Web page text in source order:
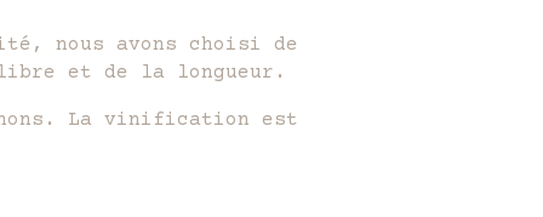
nous avons choisi de
et de la longueur.
La vinification est